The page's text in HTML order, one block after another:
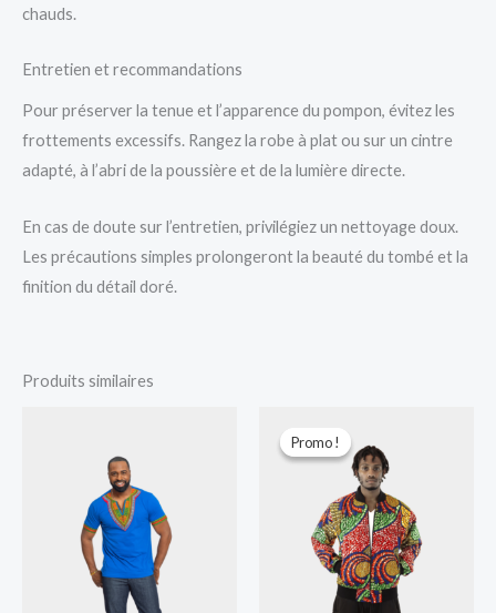
chauds.
Entretien et recommandations
Pour préserver la tenue et l’apparence du pompon, évitez les
frottements excessifs. Rangez la robe à plat ou sur un cintre
adapté, à l’abri de la poussière et de la lumière directe.
En cas de doute sur l’entretien, privilégiez un nettoyage doux.
Les précautions simples prolongeront la beauté du tombé et la
finition du détail doré.
Produits similaires
Promo !
Promo !
initial
était :
15.000 CFA.